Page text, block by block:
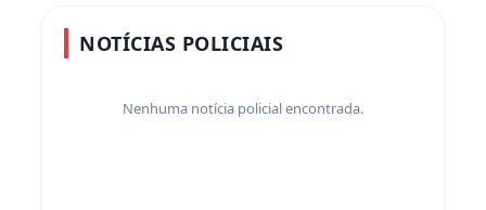
NOTÍCIAS POLICIAIS
Nenhuma notícia policial encontrada.